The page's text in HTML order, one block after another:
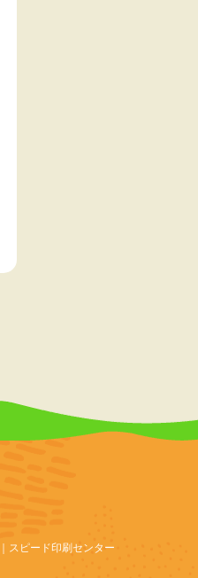
スピード印刷センター